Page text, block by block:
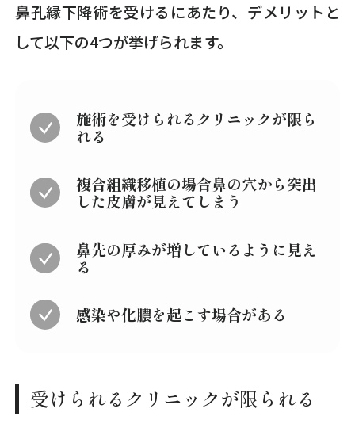
鼻孔縁下降術を受けるにあたり、デメリットと
して以下の4つが挙げられます。
施術を受けられるクリニックが限ら
れる
複合組織移植の場合鼻の穴から突出
した皮膚が見えてしまう
鼻先の厚みが増しているように見え
る
感染や化膿を起こす場合がある
受けられるクリニックが限られる